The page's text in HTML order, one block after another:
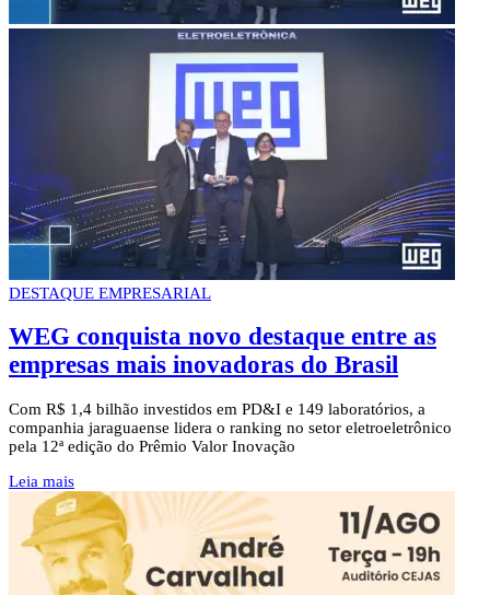
DESTAQUE EMPRESARIAL
WEG conquista novo destaque entre as
empresas mais inovadoras do Brasil
Com R$ 1,4 bilhão investidos em PD&I e 149 laboratórios, a
companhia jaraguaense lidera o ranking no setor eletroeletrônico
pela 12ª edição do Prêmio Valor Inovação
Leia mais